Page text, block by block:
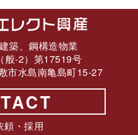
築、鋼構造物業
般-2）第17519号
市水島南亀島町15-27
頼・採用